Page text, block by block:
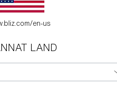
en-us
LAND